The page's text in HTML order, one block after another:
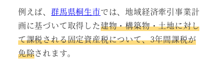
例えば、 群馬県桐生市では、地域経済牽引事業計
画に基づいて取得した建物・構築物・土地に対し
て課税される固定資産税について、3年間課税が
免除されます。